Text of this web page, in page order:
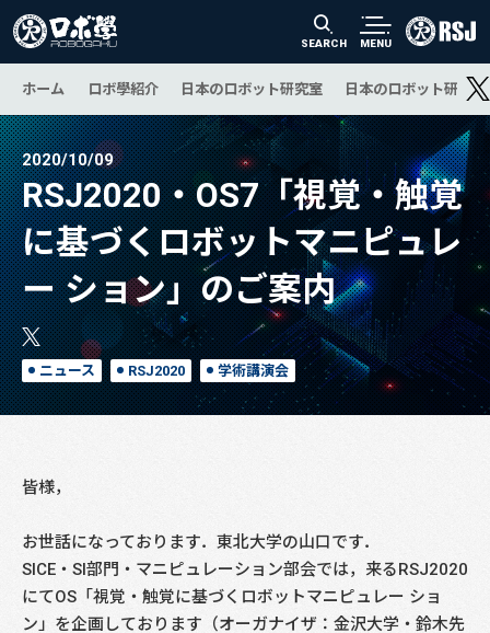
SEARCH MENU
ホーム ロボ學紹介 日本のロボット研究室 日本のロボット研究
2020/10/09
RSJ2020・OS7「視覚・触覚
に基づくロボットマニピュレ
ー ション」のご案内
ニュース RSJ2020 学術講演会
皆様，
お世話になっております．東北大学の山口です．
SICE・SI部門・マニピュレーション部会では，来るRSJ2020
にてOS「視覚・触覚に基づくロボットマニピュレー ショ
ン」を企画しております（オーガナイザ：金沢大学・鈴木先